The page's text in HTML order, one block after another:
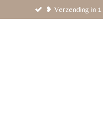
❥ Verzending in